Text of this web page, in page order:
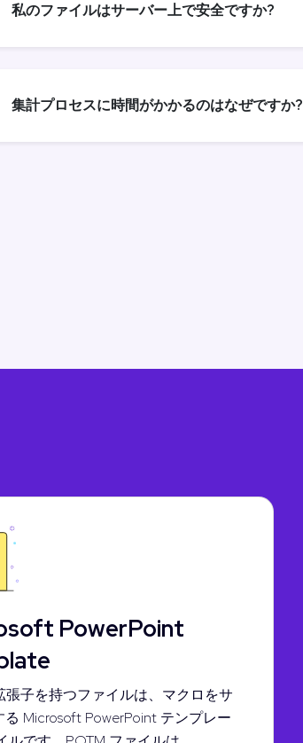
私のファイルはサーバー上で安全ですか?
集計プロセスに時間がかかるのはなぜですか?
PowerPoint
張子を持つファイルは、マクロをサ
る Microsoft PowerPoint テンプレー